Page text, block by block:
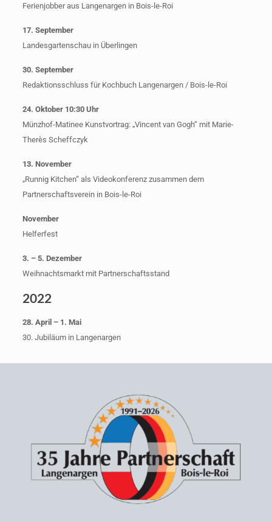
Ferienjobber aus Langenargen in Bois-le-Roi
17. September
Landesgartenschau in Überlingen
30. September
Redaktionsschluss für Kochbuch Langenargen / Bois-le-Roi
24. Oktober 10:30 Uhr
Münzhof-Matinee Kunstvortrag: „Vincent van Gogh“ mit Marie-
Therès Scheffczyk
13. November
„Runnig Kitchen“ als Videokonferenz zusammen dem
Partnerschaftsverein in Bois-le-Roi
November
Helferfest
3. – 5. Dezember
Weihnachtsmarkt mit Partnerschaftsstand
2022
28. April – 1. Mai
30. Jubiläum in Langenargen